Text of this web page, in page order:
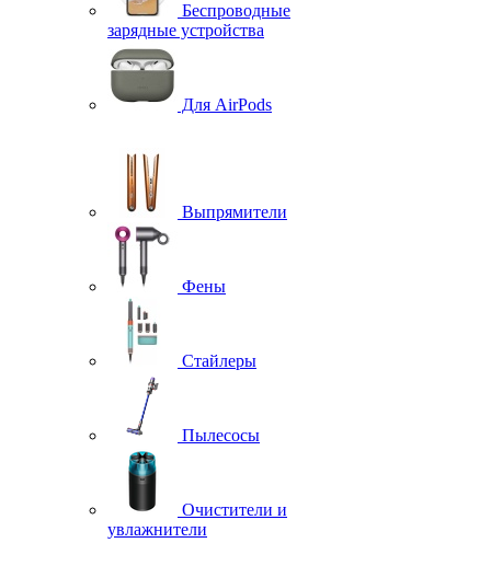
Беспроводные
зарядные устройства
Для AirPods
Выпрямители
Фены
Стайлеры
Пылесосы
Очистители и
увлажнители